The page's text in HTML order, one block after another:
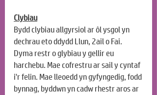
Clybiau
Bydd clybiau allgyrsiol ar ôl ysgol yn
dechrau eto ddydd Llun, 2ail o Fai.
Dyma restr o glybiau y gellir eu
harchebu. Mae cofrestru ar sail y cyntaf
i'r felin. Mae lleoedd yn gyfyngedig, fodd
bynnag, byddwn yn cadw rhestr aros ar